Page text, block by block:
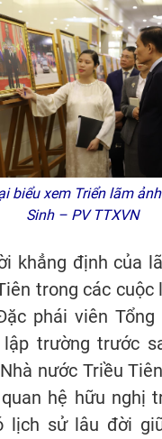
biểu xem Triển lãm
Sinh – PV TTXVN
định của
trong các cuộc
phái viên Tổng
trường trước
nước Triều
hệ hữu nghị
lịch sử lâu đời